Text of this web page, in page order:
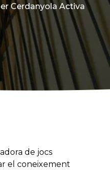
Cerdanyola Activa
de jocs
el coneixement